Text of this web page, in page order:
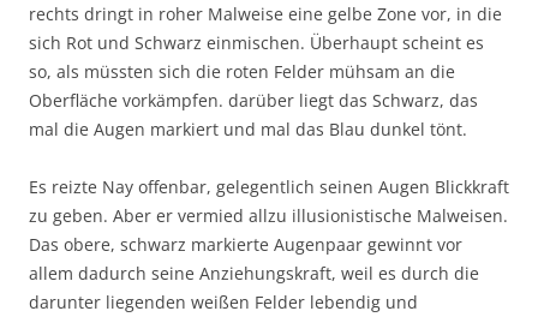
rechts dringt in roher Malweise eine gelbe Zone vor, in die
sich Rot und Schwarz einmischen. Überhaupt scheint es
so, als müssten sich die roten Felder mühsam an die
Oberfläche vorkämpfen. darüber liegt das Schwarz, das
mal die Augen markiert und mal das Blau dunkel tönt.
Es reizte Nay offenbar, gelegentlich seinen Augen Blickkraft
zu geben. Aber er vermied allzu illusionistische Malweisen.
Das obere, schwarz markierte Augenpaar gewinnt vor
allem dadurch seine Anziehungskraft, weil es durch die
darunter liegenden weißen Felder lebendig und